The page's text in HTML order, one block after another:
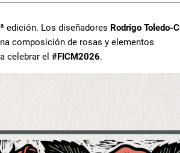
edición. Los diseñadores Rodrigo Toledo-
composición de rosas y elementos
celebrar el #FICM2026.